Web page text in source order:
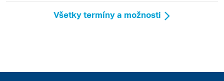
Všetky termíny a možnosti